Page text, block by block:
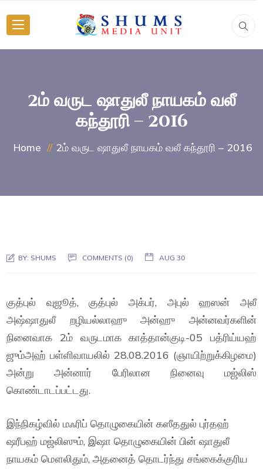
2ம் வருட ஷாதுலீ நாயகம் வலீ
கந்தூரி – 2016
Home 2ம் வருட ஷாதுலீ நாயகம் வலீ கந்தூரி – 2016
BY: SHUMS COMMENTS (0) AUG 30
குத்புல் வுஜூத், குத்புல் அக்பர், அபுல் ஹஸன் அலீ
அஷ்ஷாதுலீ றழியல்லாஹு அன்ஹு அன்னவர்களின்
நினைவாக 2ம் வருடமாக காத்தான்குடி-05 பத்ரிய்யஹ்
ஜும்அஹ் பள்ளிவாயலில் 28.08.2016 (ஞாயிற்றுக்கிழமை)
அன்று அன்னார் பேரிலான நினைவு மஜ்லிஸ்
கொண்டாடப்பட்டது.
இந்நிகழ்வில் மஃரிப் தொழுகையின் கஸீததுல் புர்தஹ்
ஷரீபஹ் மஜ்லிஸும், இஷா தொழுகையின் பின் ஷாதுலீ
நாயகம் மௌலிதும், அதனைத் தொடர்ந்து சங்கைக்குரிய